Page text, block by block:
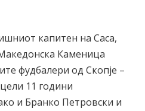
капитен на Саса,
Каменица
фудбалери од Скопје –
11 години
и Бранко Петровски и